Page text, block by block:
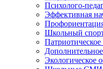
Психолого-
Эффективная
Школьный
Экологическое